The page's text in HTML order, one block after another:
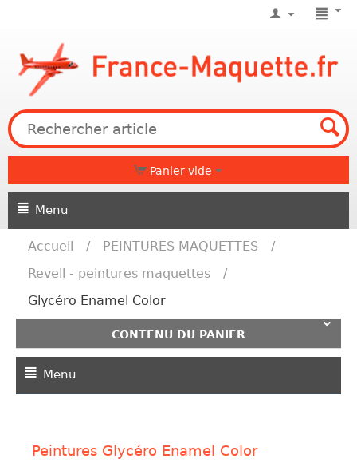
Panier vide
Menu
Accueil / PEINTURES MAQUETTES
/
Revell - peintures maquettes
/
Glycéro Enamel Color
CONTENU DU PANIER
Menu
Peintures Glycéro Enamel Color